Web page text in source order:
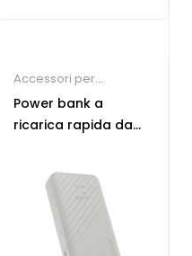
Accessori per
Smartphone, Gadget di
Tendenza
Power bank a
ricarica rapida da